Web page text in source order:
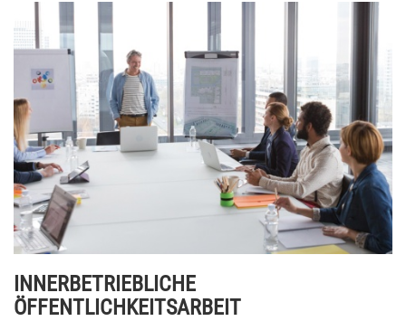
INNERBETRIEBLICHE
ÖFFENTLICHKEITSARBEIT